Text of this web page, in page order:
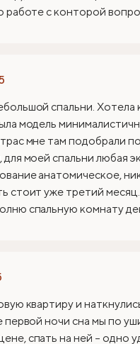
работе с конторой
спальни.
модель
мне там подобрали
моей спальни любая
анатомическое,
стоит уже третий
спальную комнату
квартиру и
первой ночи сна мы по
спать на ней – одно